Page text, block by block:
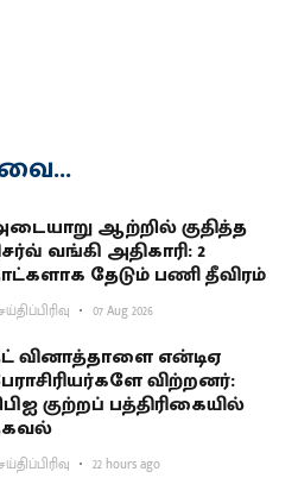
ஆற்றில் குதித்த
வங்கி அதிகாரி: 2
தேடும் பணி தீவிரம்
07 Aug 2026
வினாத்தாளை என்டிஏ
விற்றனர்:
குற்றப் பத்திரிகையில்
22 hours ago